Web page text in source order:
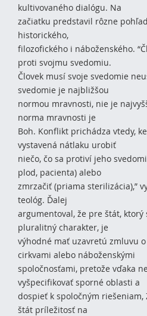
kultivovaného dialógu. Na
začiatku predstavil rôzne
historického,
filozofického i náboženského.
proti svojmu svedomiu.
Človek musí svoje svedomie
svedomie je najbližšou
normou mravnosti, nie je
norma mravnosti je
Boh. Konflikt prichádza vtedy,
vystavená nátlaku urobiť
niečo, čo sa protiví jeho
plod, pacienta) alebo
zmrzačiť (priama sterilizácia),”
teológ. Ďalej
argumentoval, že pre štát, ktorý
pluralitný charakter, je
výhodné mať uzavretú zmluvu
cirkvami alebo náboženskými
spoločnosťami, pretože vďaka
vyšpecifikovať sporné oblasti a
dospieť k spoločným riešeniam,
štát príležitosť na